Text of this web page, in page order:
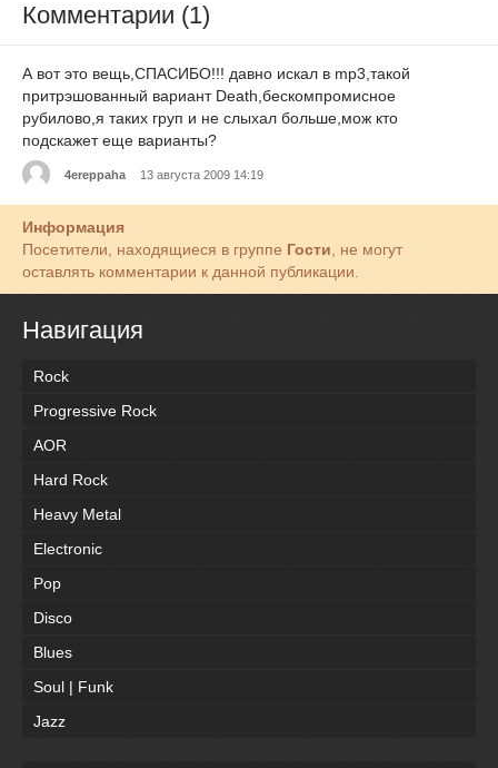
Комментарии (1)
А вот это вещь,СПАСИБО!!! давно искал в mp3,такой
притрэшованный вариант Death,бескомпромисное
рубилово,я таких груп и не слыхал больше,мож кто
подскажет еще варианты?
4ereppaha 13 августа 2009 14:19
Информация
Посетители, находящиеся в группе Гости , не могут
оставлять комментарии к данной публикации.
Навигация
Rock
Progressive Rock
AOR
Hard Rock
Heavy Metal
Electronic
Pop
Disco
Blues
Soul | Funk
Jazz